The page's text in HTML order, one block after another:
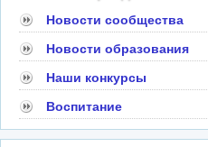
Новости сообщества
Новости образования
Наши конкурсы
Воспитание